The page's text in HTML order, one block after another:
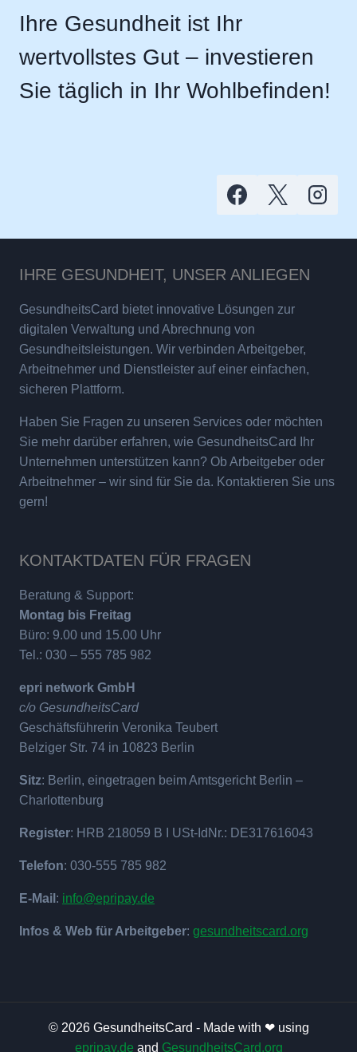
Ihre Gesundheit ist Ihr
wertvollstes Gut – investieren
Sie täglich in Ihr Wohlbefinden!
IHRE GESUNDHEIT, UNSER ANLIEGEN
GesundheitsCard bietet innovative Lösungen zur
digitalen Verwaltung und Abrechnung von
Gesundheitsleistungen. Wir verbinden Arbeitgeber,
Arbeitnehmer und Dienstleister auf einer einfachen,
sicheren Plattform.
Haben Sie Fragen zu unseren Services oder möchten
Sie mehr darüber erfahren, wie GesundheitsCard Ihr
Unternehmen unterstützen kann? Ob Arbeitgeber oder
Arbeitnehmer – wir sind für Sie da. Kontaktieren Sie uns
gern!
KONTAKTDATEN FÜR FRAGEN
Beratung & Support:
Montag bis Freitag
Büro: 9.00 und 15.00 Uhr
Tel.: 030 – 555 785 982
epri network GmbH
c/o GesundheitsCard
Geschäftsführerin Veronika Teubert
Belziger Str. 74 in 10823 Berlin
Sitz: Berlin, eingetragen beim Amtsgericht Berlin –
Charlottenburg
Register: HRB 218059 B I USt-IdNr.: DE317616043
Telefon: 030-555 785 982
E-Mail : info@epripay.de
Infos & Web für Arbeitgeber: gesundheitscard.org
© 2026 GesundheitsCard - Made with ❤ using
epripay.de and GesundheitsCard.org